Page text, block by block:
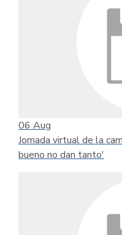
06 Aug
Jornada virtual de la
bueno no dan tanto'